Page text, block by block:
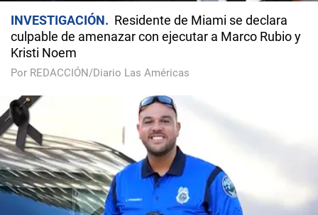
INVESTIGACIÓN
Residente de Miami se declara
culpable de amenazar con ejecutar a Marco Rubio y
Kristi Noem
Por REDACCIÓN/Diario Las Américas